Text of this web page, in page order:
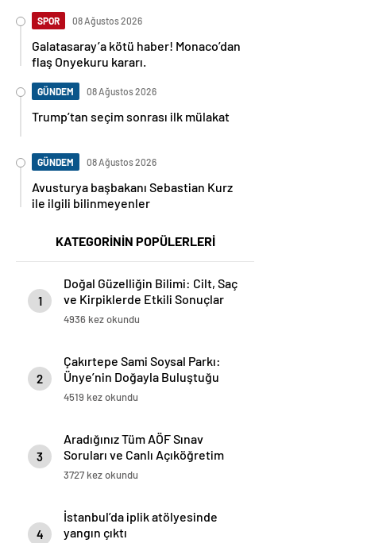
SPOR 08 Ağustos 2026
Galatasaray’a kötü haber! Monaco’dan
flaş Onyekuru kararı.
GÜNDEM 08 Ağustos 2026
Trump’tan seçim sonrası ilk mülakat
GÜNDEM 08 Ağustos 2026
Avusturya başbakanı Sebastian Kurz
ile ilgili bilinmeyenler
KATEGORİNİN POPÜLERLERİ
1
Doğal Güzelliğin Bilimi: Cilt, Saç
ve Kirpiklerde Etkili Sonuçlar
4936 kez okundu
2
Çakırtepe Sami Soysal Parkı:
Ünye’nin Doğayla Buluştuğu
Eşsiz Seyir Terası
4519 kez okundu
3
Aradığınız Tüm AÖF Sınav
Soruları ve Canlı Açıköğretim
Forumu Burada
3727 kez okundu
4
İstanbul’da iplik atölyesinde
yangın çıktı